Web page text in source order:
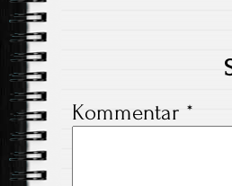
Kommentar *